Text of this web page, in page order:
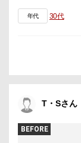
年代 30代
T・Sさん
BEFORE